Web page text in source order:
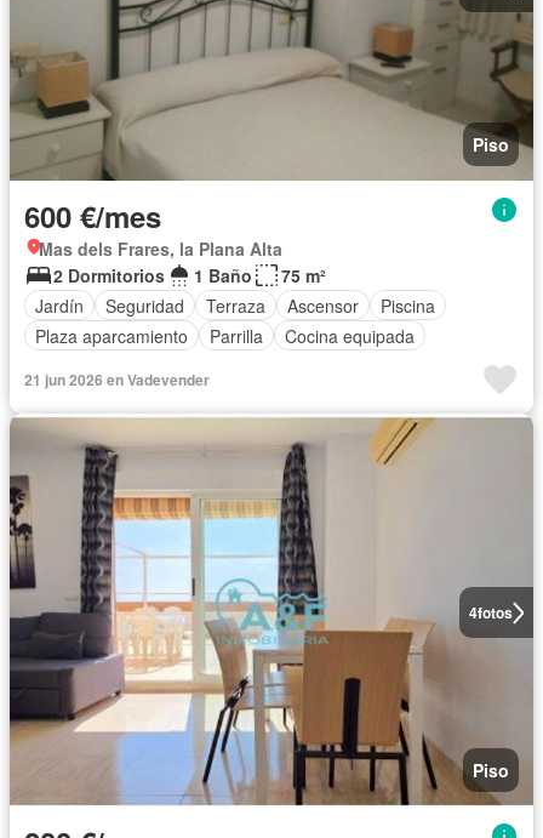
Piso
600 €/mes
Mas dels Frares, la Plana Alta
2 Dormitorios
1 Baño
75 m²
Jardín
Seguridad Terraza Ascensor
Piscina
Plaza aparcamiento
Parrilla Cocina equipada
21 jun 2026 en Vadevender
4fotos
Piso